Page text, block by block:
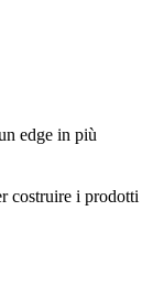
edge in più
costruire i prodotti